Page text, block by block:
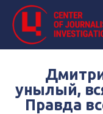
унылый,
Правда